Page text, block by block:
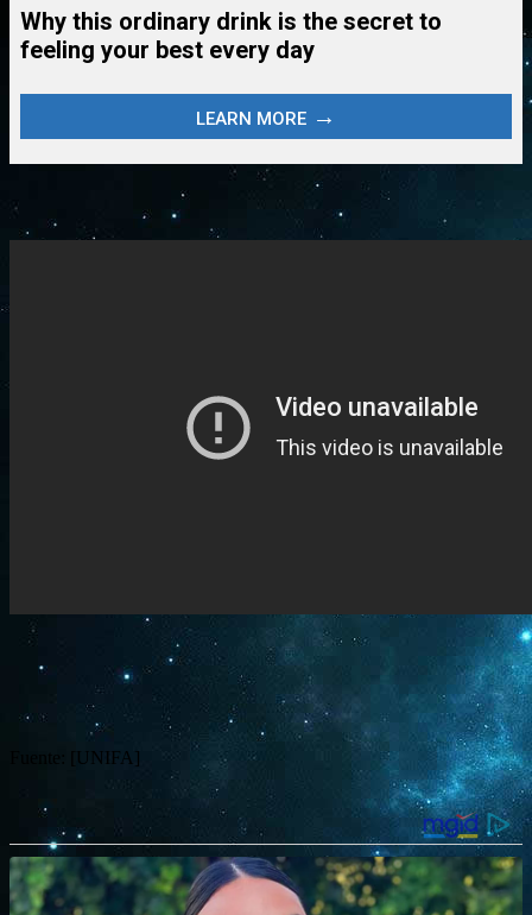
Fuente: [UNIFA]